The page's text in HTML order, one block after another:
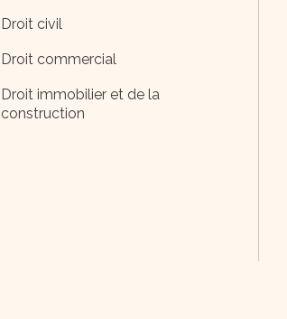
Droit civil
Droit commercial
Droit immobilier et de la
construction